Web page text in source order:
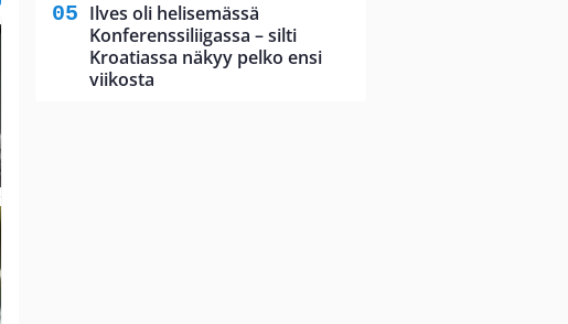
Ilves oli helisemässä
Konferenssiliigassa – silti
Kroatiassa näkyy pelko ensi
viikosta